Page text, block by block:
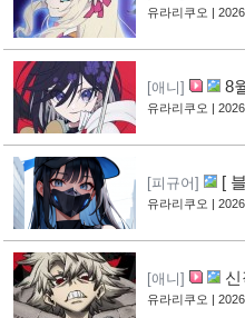
계를 다스린
유라리쿠오 |
[애니]
8
상 공개
[11]
유라리쿠오 |
[피규어]
[
공개 [10]
유라리쿠오 |
[애니]
상 공개
[13]
유라리쿠오 |